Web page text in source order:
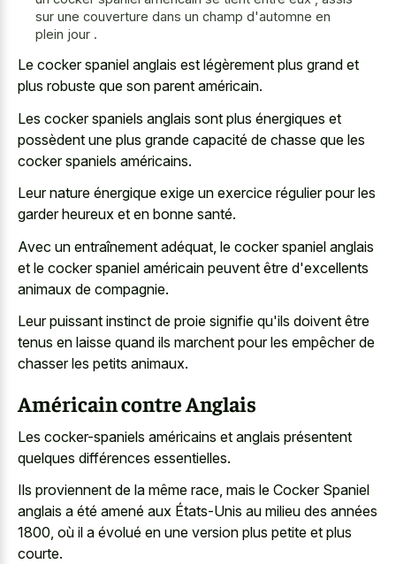
sur une couverture dans un champ d'automne en
plein jour .
Le cocker spaniel anglais est légèrement plus grand et
plus robuste que son parent américain.
Les cocker spaniels anglais sont plus énergiques et
possèdent une plus grande capacité de chasse que les
cocker spaniels américains.
Leur nature énergique exige un exercice régulier pour les
garder heureux et en bonne santé.
Avec un entraînement adéquat, le cocker spaniel anglais
et le cocker spaniel américain peuvent être d'excellents
animaux de compagnie.
Leur puissant instinct de proie signifie qu'ils doivent être
tenus en laisse quand ils marchent pour les empêcher de
chasser les petits animaux.
Américain contre Anglais
Les cocker-spaniels américains et anglais présentent
quelques différences essentielles.
Ils proviennent de la même race, mais le Cocker Spaniel
anglais a été amené aux États-Unis au milieu des années
1800, où il a évolué en une version plus petite et plus
courte.